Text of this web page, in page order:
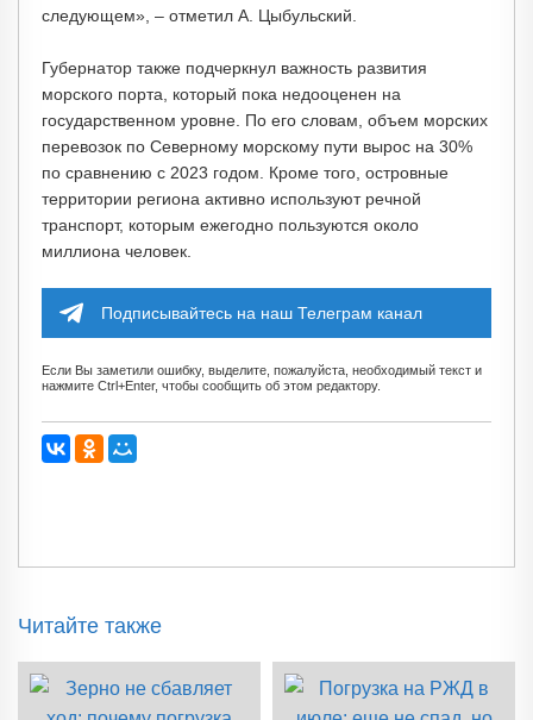
следующем», – отметил А. Цыбульский.
Губернатор также подчеркнул важность развития
морского порта, который пока недооценен на
государственном уровне. По его словам, объем морских
перевозок по Северному морскому пути вырос на 30%
по сравнению с 2023 годом. Кроме того, островные
территории региона активно используют речной
транспорт, которым ежегодно пользуются около
миллиона человек.
Подписывайтесь на наш Телеграм канал
Если Вы заметили ошибку, выделите, пожалуйста, необходимый текст и
нажмите Ctrl+Enter, чтобы сообщить об этом редактору.
Читайте также